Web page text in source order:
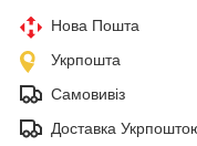
Нова Пошта
Укрпошта
Самовивіз
Доставка